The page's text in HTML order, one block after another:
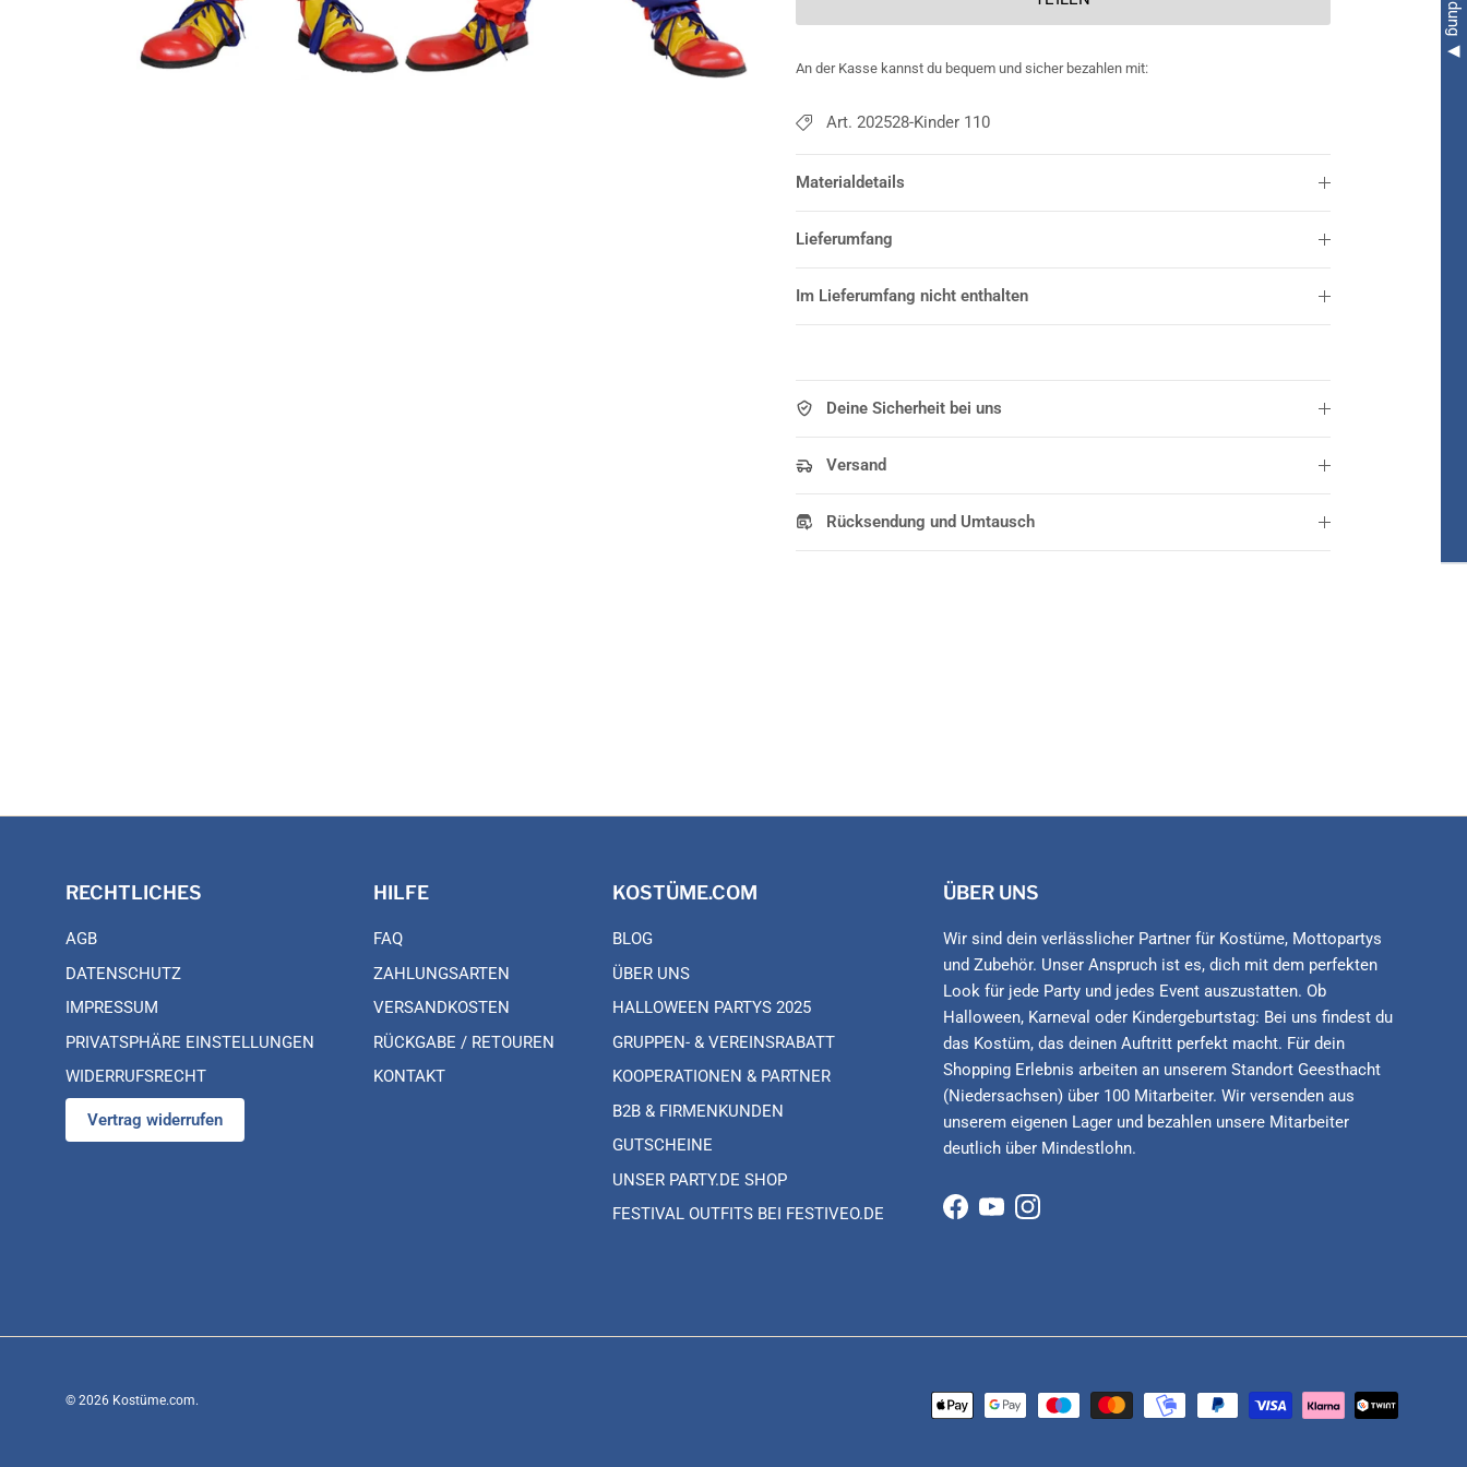
An der Kasse kannst du bequem und sicher bezahlen mit:
Art. 202528-Kinder 110
Materialdetails
Lieferumfang
Im Lieferumfang nicht enthalten
Deine Sicherheit bei uns
Versand
Rücksendung und Umtausch
RECHTLICHES
AGB
DATENSCHUTZ
IMPRESSUM
PRIVATSPHÄRE EINSTELLUNGEN
WIDERRUFSRECHT
Vertrag widerrufen
HILFE
FAQ
ZAHLUNGSARTEN
VERSANDKOSTEN
RÜCKGABE / RETOUREN
KONTAKT
KOSTÜME.COM
BLOG
ÜBER UNS
HALLOWEEN PARTYS 2025
GRUPPEN- & VEREINSRABATT
KOOPERATIONEN & PARTNER
B2B & FIRMENKUNDEN
GUTSCHEINE
UNSER PARTY.DE SHOP
FESTIVAL OUTFITS BEI FESTIVEO.DE
ÜBER UNS
Wir sind dein verlässlicher Partner für Kostüme, Mottopartys
und Zubehör. Unser Anspruch ist es, dich mit dem perfekten
Look für jede Party und jedes Event auszustatten. Ob
Halloween, Karneval oder Kindergeburtstag: Bei uns findest du
das Kostüm, das deinen Auftritt perfekt macht. Für dein
Shopping Erlebnis arbeiten an unserem Standort Geesthacht
(Niedersachsen) über 100 Mitarbeiter. Wir versenden aus
unserem eigenen Lager und bezahlen unsere Mitarbeiter
deutlich über Mindestlohn.
Facebook
YouTubeInstagram
© 2026 Kostüme.com.